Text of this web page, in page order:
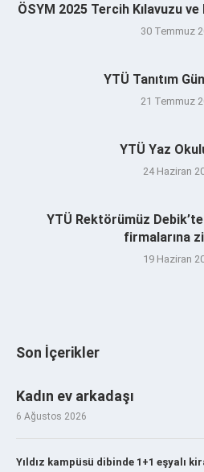
ÖSYM 2025 Tercih Kılavuzu ve
30 Temmuz
YTÜ Tanıtım
21 Temmuz
YTÜ Yaz
24 Haziran
YTÜ Rektörümüz
firmalarına
19 Haziran
Son İçerikler
Kadın ev arkadaşı
6 Ağustos 2026
Yıldız kampüsü dibinde 1+1 eşyalı